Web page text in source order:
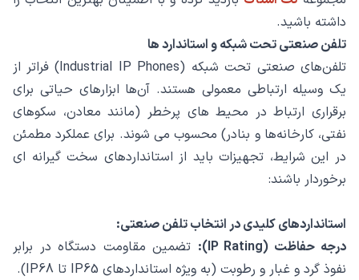
داشته باشید.
تلفن صنعتی تحت شبکه و استاندارد ها
تلفن‌های صنعتی تحت شبکه (Industrial IP Phones) فراتر از
یک وسیله ارتباطی معمولی هستند. آن‌ها ابزارهای حیاتی برای
برقراری ارتباط در محیط‌ های پرخطر (مانند معادن، سکوهای
نفتی، کارخانه‌ها و بنادر) محسوب می‌ شوند. برای عملکرد مطمئن
در این شرایط، تجهیزات باید از استانداردهای سخت‌ گیرانه‌ ای
برخوردار باشند:
استانداردهای کلیدی در انتخاب تلفن صنعتی:
درجه حفاظت (IP Rating):
تضمین مقاومت دستگاه در برابر
نفوذ گرد و غبار و رطوبت (به‌ ویژه استانداردهای IP65 تا IP68).